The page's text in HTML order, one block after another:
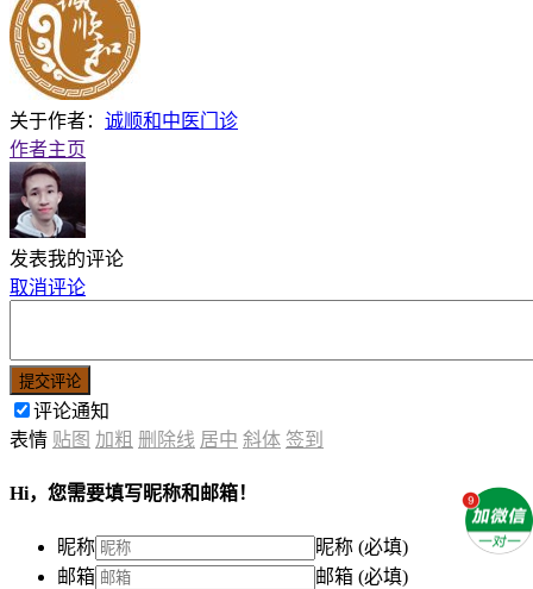
关于作者： 诚顺和中医门诊
作者主页
发表我的评论
取消评论
提交评论
评论通知
表情 贴图 加粗 删除线 居中 斜体 签到
Hi，您需要填写昵称和邮箱！
昵称
昵称 (必填)
邮箱
邮箱 (必填)